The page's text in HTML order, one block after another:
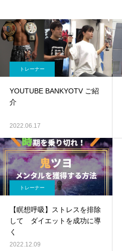
トレーナー
YOUTUBE BANKYOTV ご紹
介
2022.06.17
トレーナー
【瞑想呼吸】ストレスを排除
して ダイエットを成功に導
く
2022.12.09